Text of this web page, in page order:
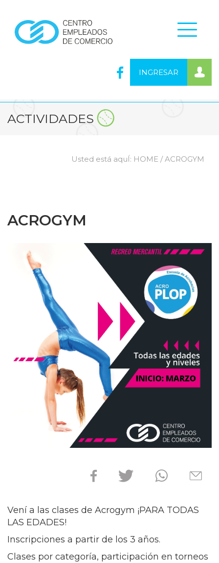
INGRESAR
ACTIVIDADES
Usted está aquÍ: HOME / ACROGYM
ACROGYM
Vení a las clases de Acrogym ¡PARA TODAS
LAS EDADES!
Inscripciones a partir de los 3 años.
Clases por categoría, participación en torneos